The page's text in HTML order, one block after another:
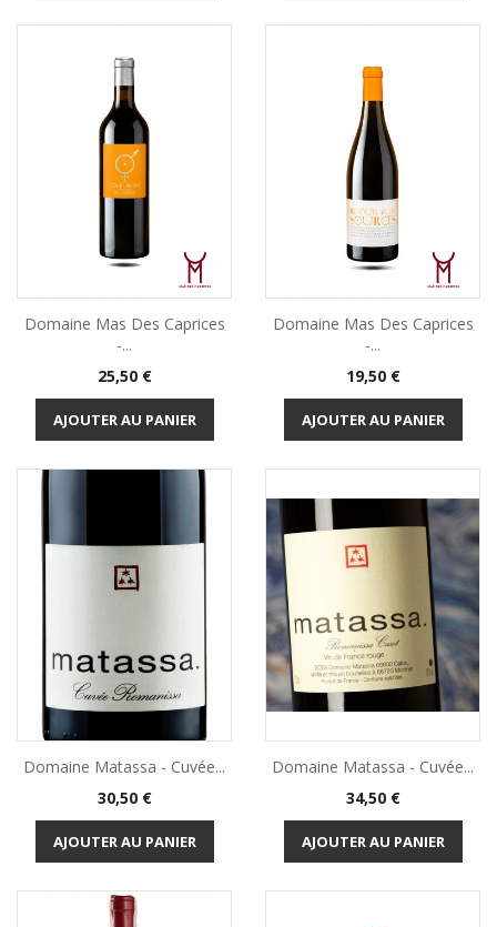
Domaine Mas Des Caprices
-...
Prix
25,50 €
AJOUTER AU PANIER
Domaine Mas Des Caprices
-...
Prix
19,50 €
AJOUTER AU PANIER
Domaine Matassa - Cuvée...
Prix
30,50 €
AJOUTER AU PANIER
Domaine Matassa - Cuvée...
Prix
34,50 €
AJOUTER AU PANIER